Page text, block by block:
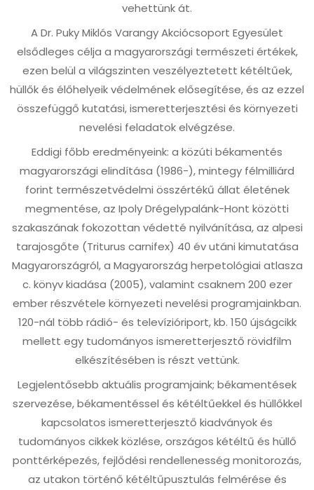
vehettünk át.
A Dr. Puky Miklós Varangy Akciócsoport Egyesület
elsődleges célja a magyarországi természeti értékek,
ezen belül a világszinten veszélyeztetett kétéltűek,
hüllők és élőhelyeik védelmének elősegítése, és az ezzel
összefüggő kutatási, ismeretterjesztési és környezeti
nevelési feladatok elvégzése.
Eddigi főbb eredményeink: a közúti békamentés
magyarországi elindítása (1986-), mintegy félmilliárd
forint természetvédelmi összértékű állat életének
megmentése, az Ipoly Drégelypalánk-Hont közötti
szakaszának fokozottan védetté nyilvánítása, az alpesi
tarajosgőte (Triturus carnifex) 40 év utáni kimutatása
Magyarországról, a Magyarország ​herpetológiai atlasza
c. könyv kiadása (2005), valamint csaknem 200 ezer
ember részvétele környezeti nevelési programjainkban.
120-nál több rádió- és televízióriport, kb. 150 újságcikk
mellett egy tudományos ismeretterjesztő rövidfilm
elkészítésében is részt vettünk.
Legjelentősebb aktuális programjaink; békamentések
szervezése, békamentéssel és kétéltűekkel és hüllőkkel
kapcsolatos ismeretterjesztő kiadványok és
tudományos cikkek közlése, országos kétéltű és hüllő
ponttérképezés, fejlődési rendellenesség monitorozás,
az utakon történő kétéltűpusztulás felmérése és